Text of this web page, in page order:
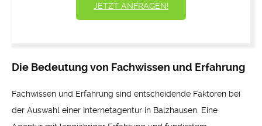
JETZT ANFRAGEN!
Die Bedeutung von Fachwissen und Erfahrung
Fachwissen und Erfahrung sind entscheidende Faktoren bei
der Auswahl einer Internetagentur in Balzhausen. Eine